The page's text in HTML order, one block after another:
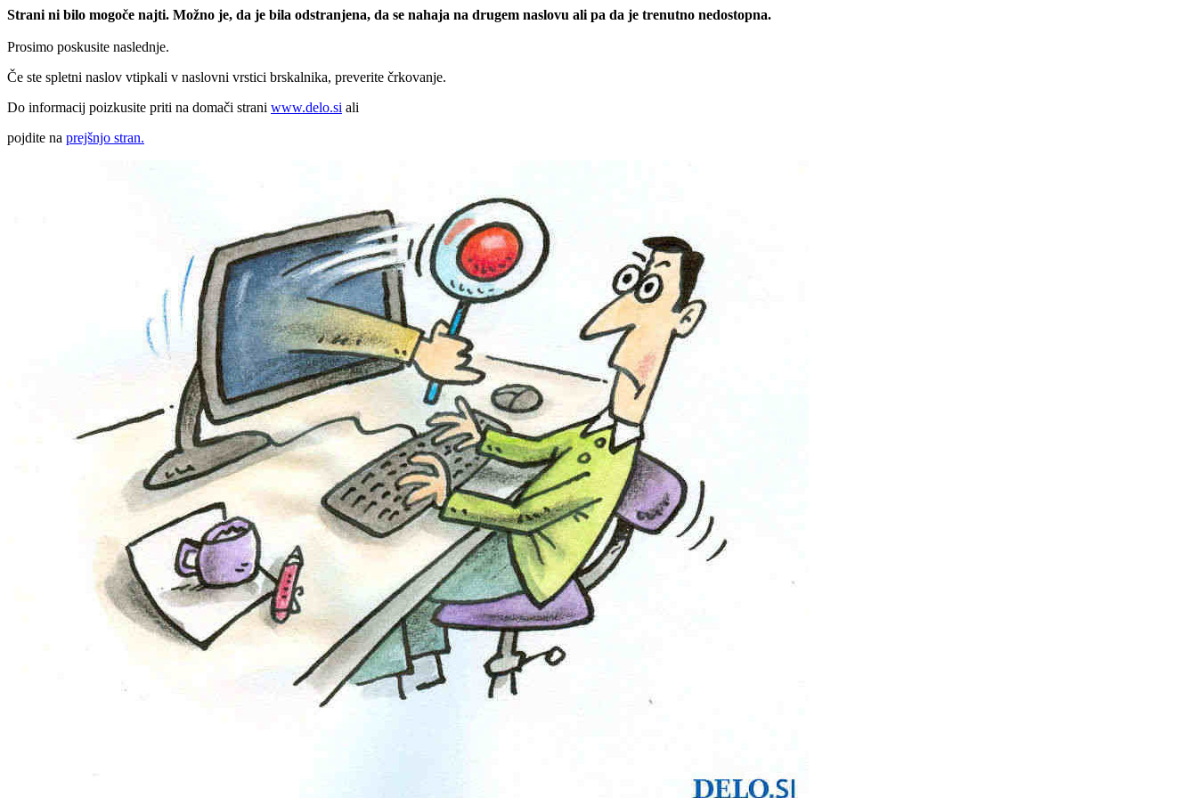
Strani ni bilo mogoče najti. Možno je, da je bila odstranjena, da se nahaja na drugem naslovu ali pa da je trenutno nedostopna.
Prosimo poskusite naslednje.
Če ste spletni naslov vtipkali v naslovni vrstici brskalnika, preverite črkovanje.
Do informacij poizkusite priti na domači strani www.delo.si ali
pojdite na prejšnjo stran.